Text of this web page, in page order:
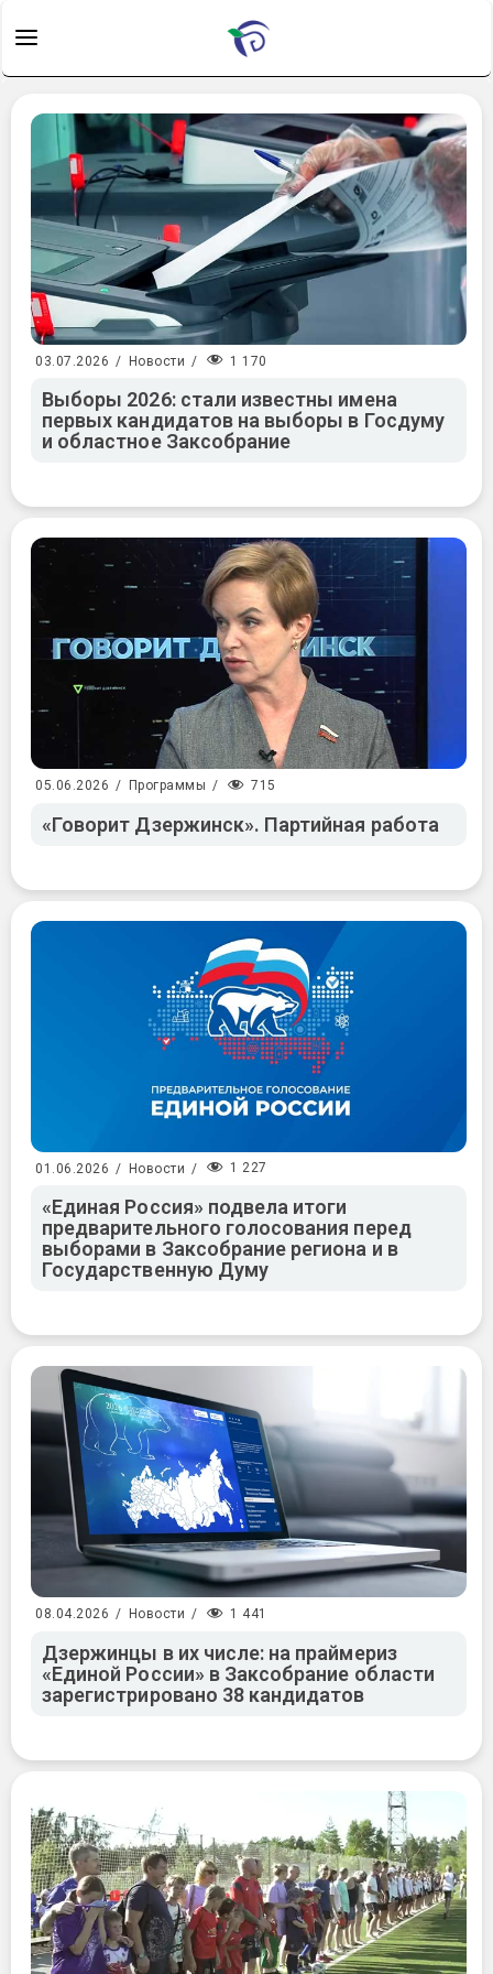
03.07.2026 / Новости / 1 170
Выборы 2026: стали известны имена
первых кандидатов на выборы в Госдуму
и областное Заксобрание
05.06.2026 / Программы / 715
«Говорит Дзержинск». Партийная работа
01.06.2026 / Новости / 1 227
«Единая Россия» подвела итоги
предварительного голосования перед
выборами в Заксобрание региона и в
Государственную Думу
08.04.2026 / Новости / 1 441
Дзержинцы в их числе: на праймериз
«Единой России» в Заксобрание области
зарегистрировано 38 кандидатов